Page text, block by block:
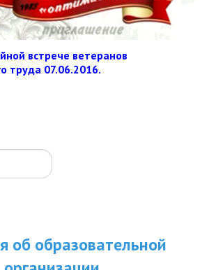
встрече ветеранов
труда 07.06.2016.
об образовательной